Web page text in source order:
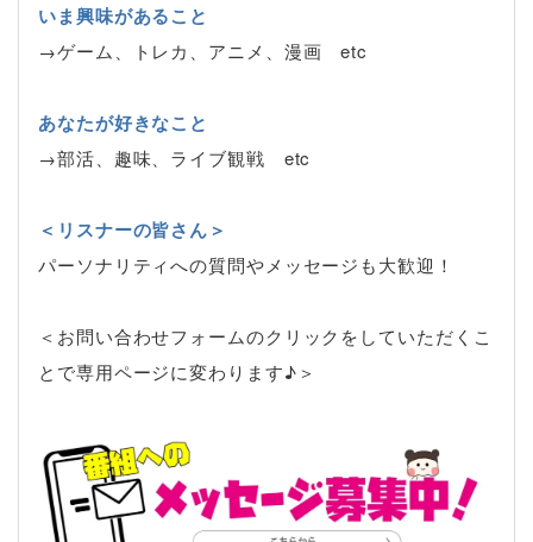
いま興味があること
→ゲーム、トレカ、アニメ、漫画 etc
あなたが好きなこと
→部活、趣味、ライブ観戦 etc
＜リスナーの皆さん＞
パーソナリティへの質問やメッセージも大歓迎！
＜お問い合わせフォームのクリックをしていただくこ
とで専用ページに変わります♪＞